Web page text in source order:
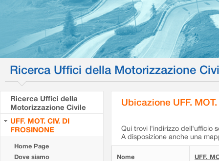
Ricerca Uffici della Motorizzazione
Ricerca Uffici della
Motorizzazione Civile
UFF. MOT. CIV. DI
FROSINONE
Home Page
Dove siamo
Ubicazione UFF.
Qui trovi l'indirizzo dell'ufficio
A disposizione anche una
Nome UFF.